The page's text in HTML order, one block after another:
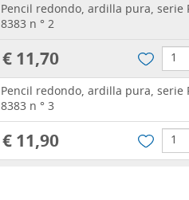
Pencil redondo, ardilla pura, serie
8383 n ° 2
€ 11,70
Pencil redondo, ardilla pura, serie
8383 n ° 3
€ 11,90